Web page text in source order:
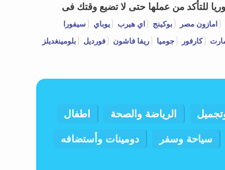
للتأكد من عملها حتى لا تضيع وقتك فى
امازون مصر بوكينج اي هيرب يوباي
سيفورا
كارفور جوميا ريفا فاشون فورديل
بلومينغديلز
الرياضة والصحة اطفال
سياحة وسفر دومينات وأستضافه